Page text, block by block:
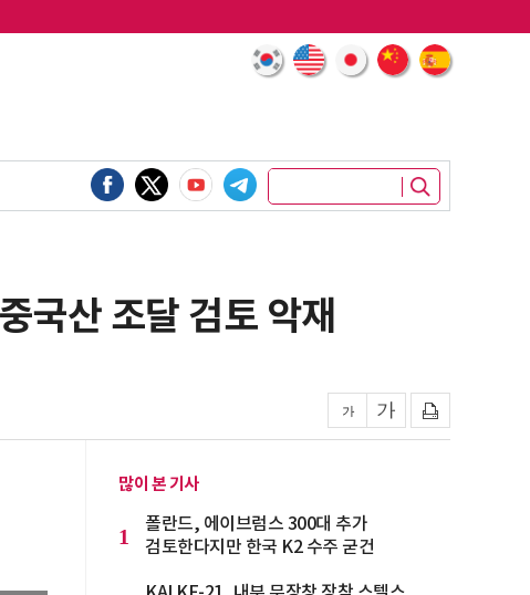
국산 조달 검토 악재
많이 본 기사
1
폴란드, 에이브럼스 300대 추가
검토한다지만 한국 K2 수주 굳건